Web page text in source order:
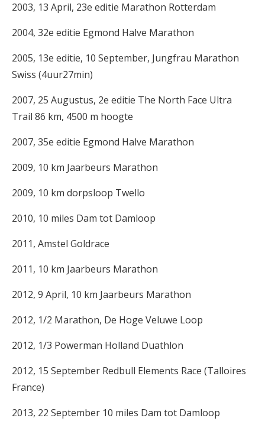
2003, 13 April, 23e editie Marathon Rotterdam
2004, 32e editie Egmond Halve Marathon
2005, 13e editie, 10 September, Jungfrau Marathon
Swiss (4uur27min)
2007, 25 Augustus, 2e editie The North Face Ultra
Trail 86 km, 4500 m hoogte
2007, 35e editie Egmond Halve Marathon
2009, 10 km Jaarbeurs Marathon
2009, 10 km dorpsloop Twello
2010, 10 miles Dam tot Damloop
2011, Amstel Goldrace
2011, 10 km Jaarbeurs Marathon
2012, 9 April, 10 km Jaarbeurs Marathon
2012, 1/2 Marathon, De Hoge Veluwe Loop
2012, 1/3 Powerman Holland Duathlon
2012, 15 September Redbull Elements Race (Talloires
France)
2013, 22 September 10 miles Dam tot Damloop